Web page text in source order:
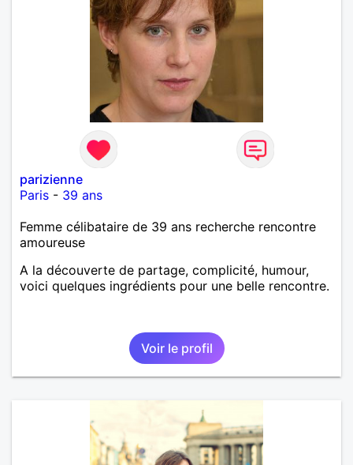
parizienne
Paris - 39 ans
Femme célibataire de 39 ans recherche rencontre
amoureuse
A la découverte de partage, complicité, humour,
voici quelques ingrédients pour une belle rencontre.
Voir le profil